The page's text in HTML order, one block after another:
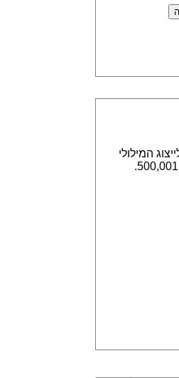
והפיכתם לייצוג המילולי
או המספרי. הזנה של 315,789 תחזיר שלוש מאות חמש עשרה אלף ושבע מאות שמונים תשע. וגם הפוך, הזנה של "חמש מאות אלף ואחד" יחזיר: 500,001.